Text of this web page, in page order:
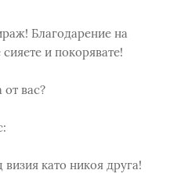
Благодарение на
и покорявате!
от вас?
като никоя друга!